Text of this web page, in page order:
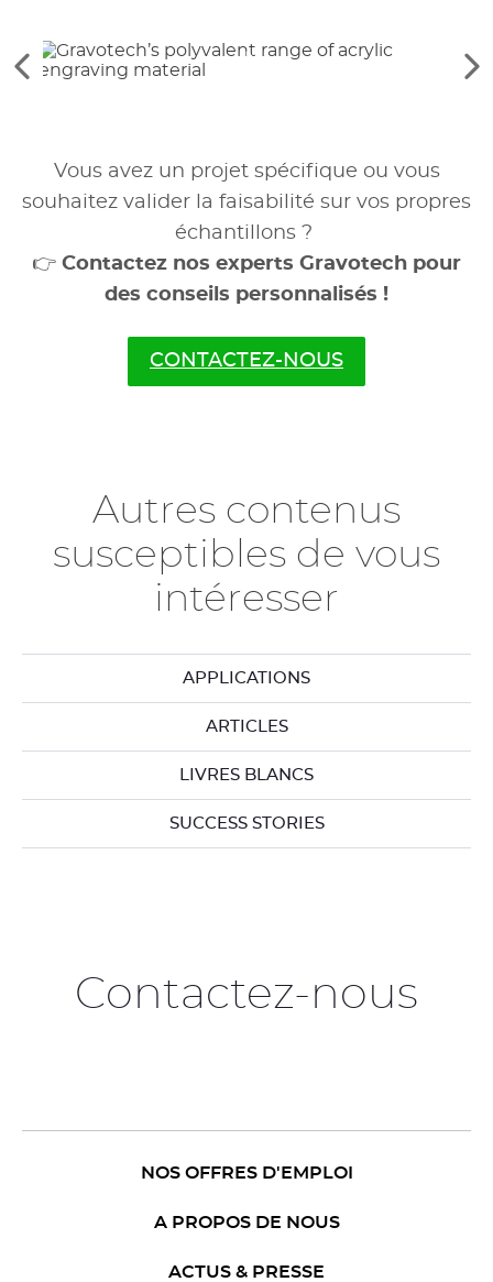
précédents
Voir
Vous avez un projet spécifique ou vous
souhaitez valider la faisabilité sur vos propres
échantillons ?
👉 Contactez nos experts Gravotech pour
des conseils personnalisés !
CONTACTEZ-NOUS
Autres contenus
susceptibles de vous
intéresser
APPLICATIONS
ARTICLES
LIVRES BLANCS
SUCCESS STORIES
Contactez-nous
NOS OFFRES D'EMPLOI
A PROPOS DE NOUS
ACTUS & PRESSE